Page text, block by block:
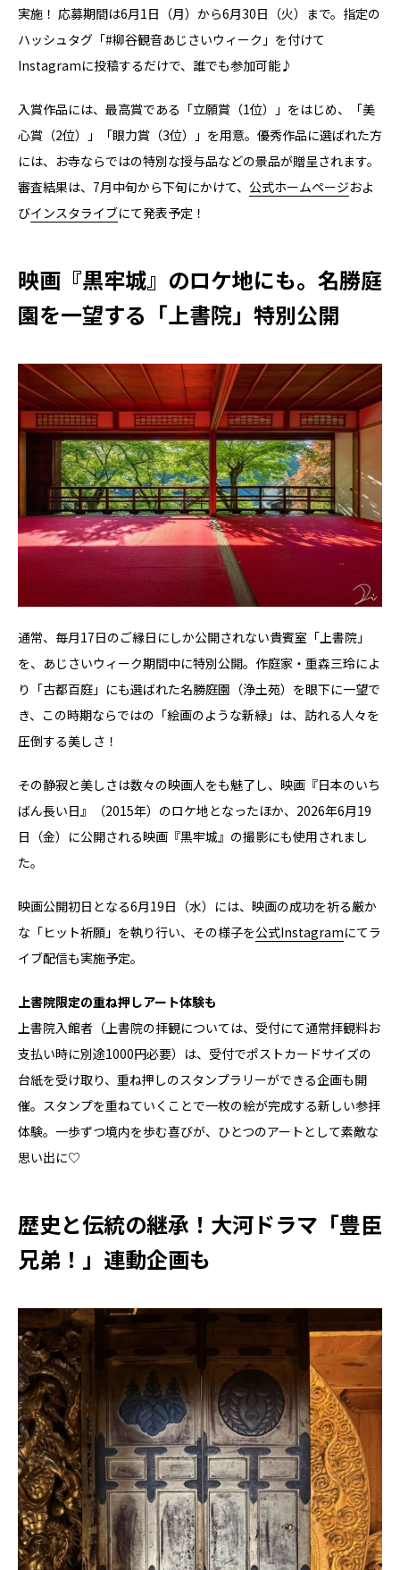
実施！ 応募期間は6月1日（月）から6月30日（火）まで。指定の
ハッシュタグ「#柳谷観音あじさいウィーク」を付けて
Instagramに投稿するだけで、誰でも参加可能♪
入賞作品には、最高賞である「立願賞（1位）」をはじめ、「美
心賞（2位）」「眼力賞（3位）」を用意。優秀作品に選ばれた方
には、お寺ならではの特別な授与品などの景品が贈呈されます。
審査結果は、7月中旬から下旬にかけて、 公式ホームページおよ
びインスタライブにて発表予定！
映画『黒牢城』のロケ地にも。名勝庭
園を一望する「上書院」特別公開
通常、毎月17日のご縁日にしか公開されない貴賓室「上書院」
を、あじさいウィーク期間中に特別公開。作庭家・重森三玲によ
り「古都百庭」にも選ばれた名勝庭園（浄土苑）を眼下に一望で
き、この時期ならではの「絵画のような新緑」は、訪れる人々を
圧倒する美しさ！
その静寂と美しさは数々の映画人をも魅了し、映画『日本のいち
ばん長い日』（2015年）のロケ地となったほか、2026年6月19
日（金）に公開される映画『黒牢城』の撮影にも使用されまし
た。
映画公開初日となる6月19日（水）には、映画の成功を祈る厳か
な「ヒット祈願」を執り行い、その様子を公式Instagramにてラ
イブ配信も実施予定。
上書院限定の重ね押しアート体験も
上書院入館者（上書院の拝観については、受付にて通常拝観料お
支払い時に別途1000円必要）は、受付でポストカードサイズの
台紙を受け取り、重ね押しのスタンプラリーができる企画も開
催。スタンプを重ねていくことで一枚の絵が完成する新しい参拝
体験。一歩ずつ境内を歩む喜びが、ひとつのアートとして素敵な
思い出に♡
歴史と伝統の継承！大河ドラマ「豊臣
兄弟！」連動企画も